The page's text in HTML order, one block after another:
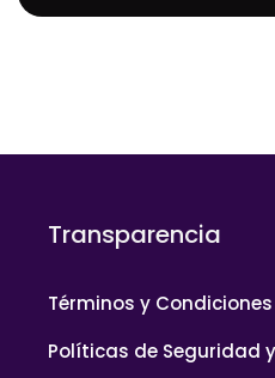
Transparencia
Términos y Condiciones
Políticas de Seguridad